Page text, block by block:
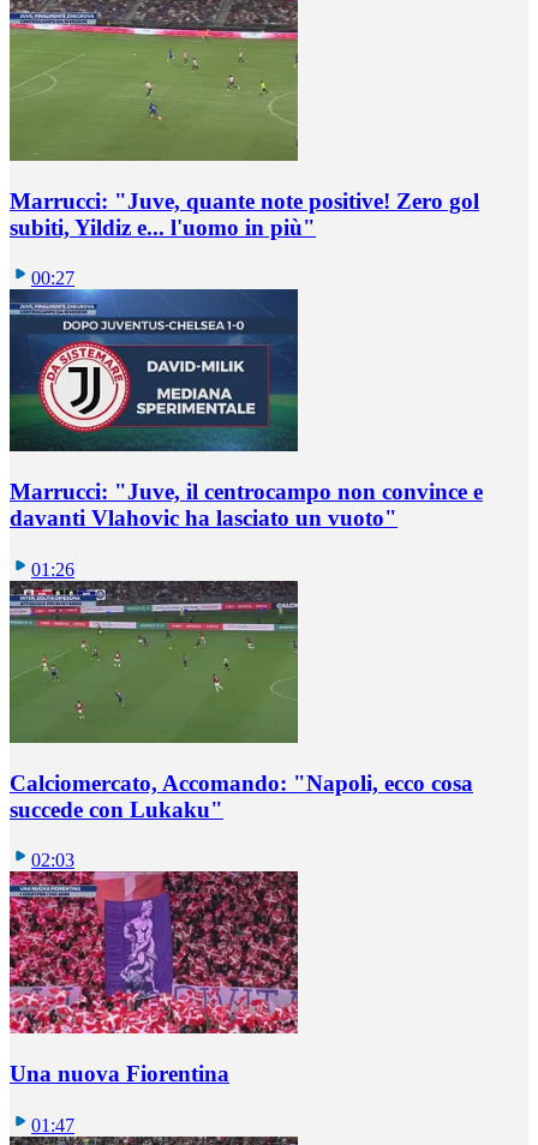
Marrucci: "Juve, quante note positive! Zero gol
subiti, Yildiz e... l'uomo in più"
00:27
Marrucci: "Juve, il centrocampo non convince e
davanti Vlahovic ha lasciato un vuoto"
01:26
Calciomercato, Accomando: "Napoli, ecco cosa
succede con Lukaku"
02:03
Una nuova Fiorentina
01:47